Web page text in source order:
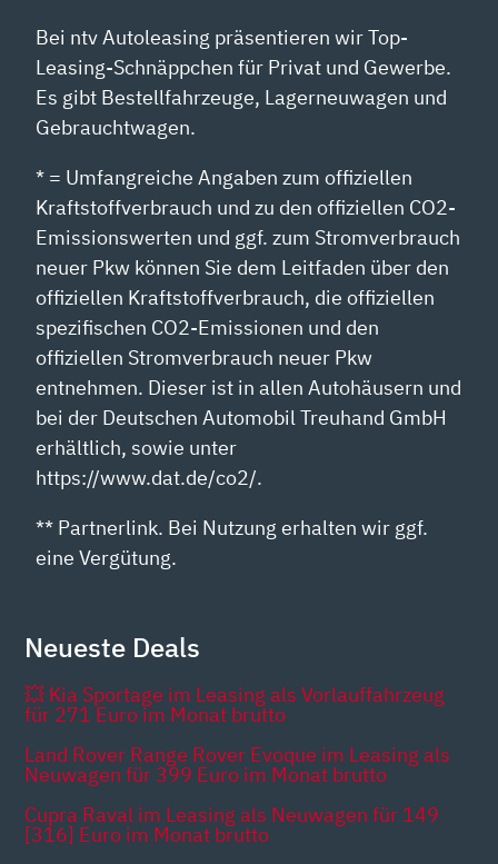
Bei ntv Autoleasing präsentieren wir Top-
Leasing-Schnäppchen für Privat und Gewerbe.
Es gibt Bestellfahrzeuge, Lagerneuwagen und
Gebrauchtwagen.
* = Umfangreiche Angaben zum offiziellen
Kraftstoffverbrauch und zu den offiziellen CO2-
Emissionswerten und ggf. zum Stromverbrauch
neuer Pkw können Sie dem Leitfaden über den
offiziellen Kraftstoffverbrauch, die offiziellen
spezifischen CO2-Emissionen und den
offiziellen Stromverbrauch neuer Pkw
entnehmen. Dieser ist in allen Autohäusern und
bei der Deutschen Automobil Treuhand GmbH
erhältlich, sowie unter
https://www.dat.de/co2/.
** Partnerlink. Bei Nutzung erhalten wir ggf.
eine Vergütung.
Neueste Deals
💥 Kia Sportage im Leasing als Vorlauffahrzeug
für 271 Euro im Monat brutto
Land Rover Range Rover Evoque im Leasing als
Neuwagen für 399 Euro im Monat brutto
Cupra Raval im Leasing als Neuwagen für 149
[316] Euro im Monat brutto